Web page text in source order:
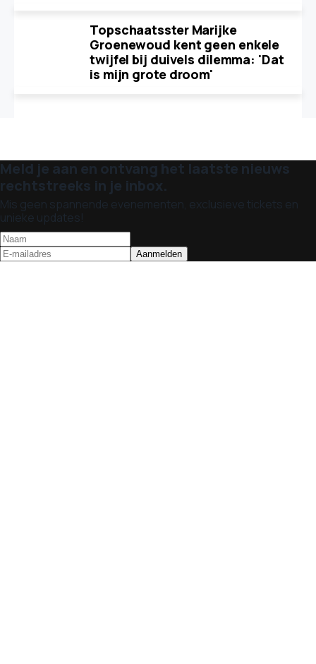
Topschaatsster Marijke
Groenewoud kent geen enkele
twijfel bij duivels dilemma: 'Dat
is mijn grote droom'
Meld je aan en ontvang het laatste nieuws
rechtstreeks in je inbox.
Mis geen spannende evenementen, exclusieve tickets en
unieke updates!